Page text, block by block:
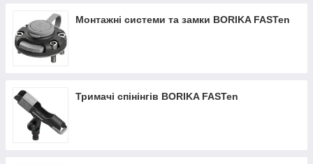
Монтажні системи та замки BORIKA FASTen
Тримачі спінінгів BORIKA FASTen